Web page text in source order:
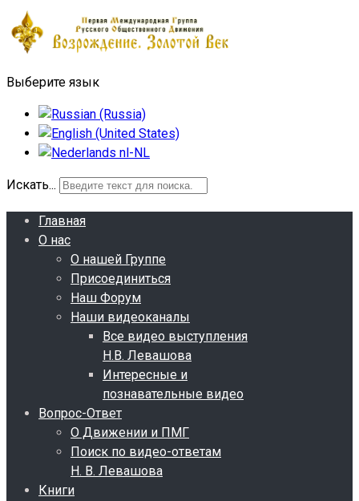
Выберите язык
Искать...
Главная
О нас
О нашей Группе
Присоединиться
Наш Форум
Наши видеоканалы
Все видео выступления
Н.В. Левашова
Интересные и
познавательные видео
Вопрос-Ответ
О Движении и ПМГ
Поиск по видео-ответам
Н. В. Левашова
Книги